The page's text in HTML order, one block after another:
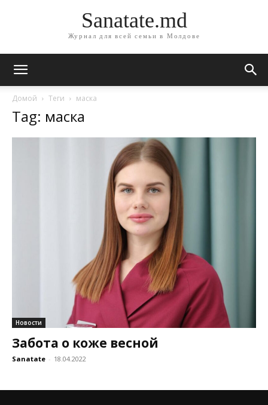
Sanatate.md
Журнал для всей семьи в Молдове
Домой Теги маска
Tag: маска
Новости
Забота о коже весной
Sanatate - 18.04.2022